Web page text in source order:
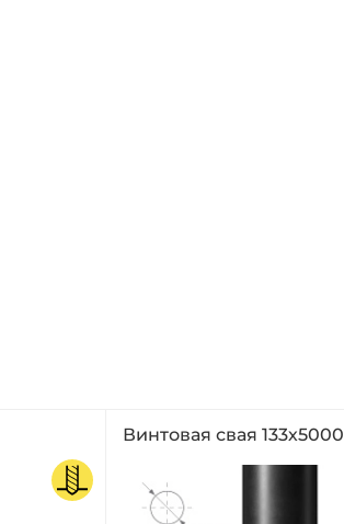
Винтовая свая 133х5000